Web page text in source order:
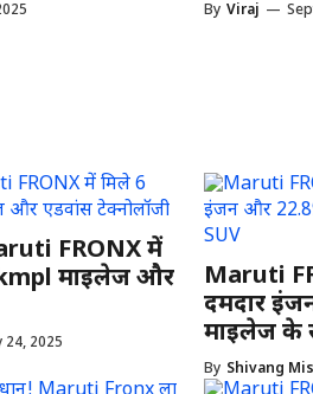
By Viraj —
FRONX में
माइलेज और
24, 2025
Maruti
दमदार
माइलेज के
By Shivang